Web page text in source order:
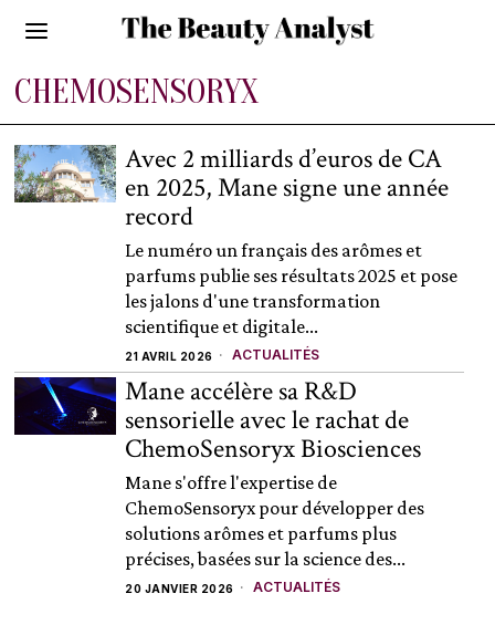
CHEMOSENSORYX
Avec 2 milliards d’euros de CA
en 2025, Mane signe une année
record
Le numéro un français des arômes et
parfums publie ses résultats 2025 et pose
les jalons d'une transformation
scientifique et digitale...
21 AVRIL 2026 ACTUALITÉS
Mane accélère sa R&D
sensorielle avec le rachat de
ChemoSensoryx Biosciences
Mane s'offre l'expertise de
ChemoSensoryx pour développer des
solutions arômes et parfums plus
précises, basées sur la science des...
20 JANVIER 2026 ACTUALITÉS